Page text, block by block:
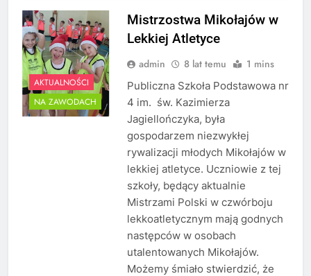
AKTUALNOŚCI
NA ZAWODACH
Mistrzostwa Mikołajów w
Lekkiej Atletyce
admin 8 lat temu 1 mins
Publiczna Szkoła Podstawowa nr
4 im. św. Kazimierza
Jagiellończyka, była
gospodarzem niezwykłej
rywalizacji młodych Mikołajów w
lekkiej atletyce. Uczniowie z tej
szkoły, będący aktualnie
Mistrzami Polski w czwórboju
lekkoatletycznym mają godnych
następców w osobach
utalentowanych Mikołajów.
Możemy śmiało stwierdzić, że